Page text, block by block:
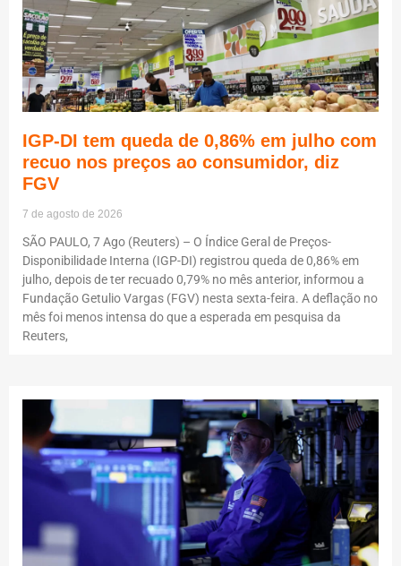
IGP-DI tem queda de 0,86% em julho com
recuo nos preços ao consumidor, diz
FGV
7 de agosto de 2026
SÃO PAULO, 7 Ago (Reuters) – O Índice Geral de Preços-
Disponibilidade Interna (IGP-DI) registrou queda de 0,86% em
julho, depois de ter recuado 0,79% no mês anterior, informou a
Fundação Getulio Vargas (FGV) nesta sexta-feira. A deflação no
mês foi menos intensa do que a esperada em pesquisa da
Reuters,